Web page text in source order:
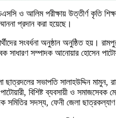
ও আলিম পরীক্ষায় উত্তীর্ণ কৃতি
প্রদান করা হয়েছে।
সংবর্ধনা অনুষ্ঠান অনুষ্ঠিত হয়।
সাধারণ সম্পাদক আনোয়ার হোসেন
সভাপতি সালাহউদ্দিন মামুন,
বিশিষ্ট ব্যবসায়ী ও
সমিতির সদস্য, ফেনী জেলা